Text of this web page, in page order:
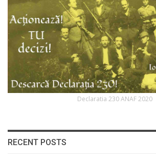
Declaratia 230 ANAF 2020
RECENT POSTS